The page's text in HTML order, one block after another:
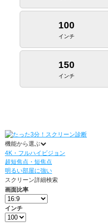
100
インチ
150
インチ
機能から選ぶ
4K・フルハイビジョン
超短焦点・短焦点
明るい部屋に強い
スクリーン詳細検索
画面比率
インチ